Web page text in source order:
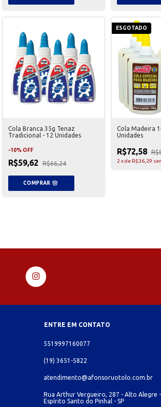
Cola Branca 35g Tenaz
Tradicional - 12 Unidades
-10% OFF
R$59,62 R$66,24
ESGOTADO
Cola Madeira
Unidades
R$72,58
2 xde R$36,29
ENTRE EM CONTATO
5519997160077
(19) 3651-5822
atendimento@afonsoruotolo.com.br
Rua Arthur Vergueiro, 287 - Alto Alegre -
Espírito Santo do Pinhal - SP